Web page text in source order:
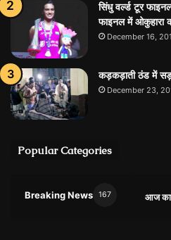
सिंधु वर्ल्ड टूर
फाइनल में ओकुहारा
December 16,
कड़कड़ाती ठंड में
December 23,
Popular Categories
Breaking News 167 आज का